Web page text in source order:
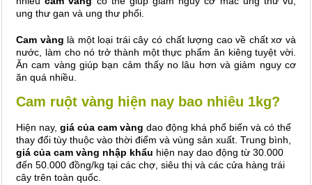
ung thư gan và ung thư phổi.
Cam vàng là một loại trái cây có chất lượng cao về chất xơ và
nước, làm cho nó trở thành một thực phẩm ăn kiêng tuyệt vời.
Ăn cam vàng giúp bạn cảm thấy no lâu hơn và giảm nguy cơ
ăn quá nhiều.
Cam ruột vàng hiện nay bao nhiêu 1kg?
Hiện nay, giá của cam vàng dao động khá phổ biến và có thể
thay đổi tùy thuộc vào thời điểm và vùng sản xuất. Trung bình,
giá của cam vàng nhập khẩu hiện nay dao động từ 30.000
đến 50.000 đồng/kg tại các chợ, siêu thị và các cửa hàng trái
cây trên toàn quốc.